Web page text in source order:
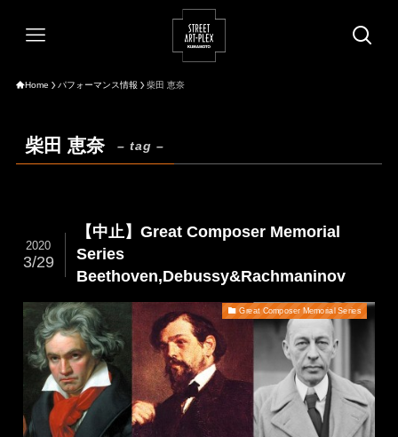
Home パフォーマンス情報 柴田 恵奈
柴田 恵奈 – tag –
【中止】Great Composer Memorial
Series
Beethoven,Debussy&Rachmaninov
2020
3/29
Great Composer Memorial Series